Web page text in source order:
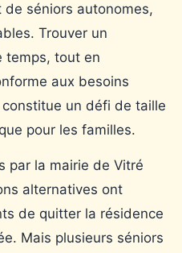
séniors autonomes,
Trouver un
temps, tout en
aux besoins
un défi de taille
pour les familles.
par la mairie de Vitré
alternatives ont
de quitter la résidence
Mais plusieurs séniors